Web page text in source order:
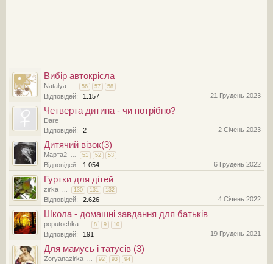
Вибір автокрісла
Natalya ... 56 57 58
Відповідей: 1.157 21 Грудень 2023
Четверта дитина - чи потрібно?
Dare
Відповідей:
2 2 Січень 2023
Дитячий візок(3)
Марта2 ... 51 52 53
Відповідей: 1.054 6 Грудень 2022
Гуртки для дітей
zirka ... 130 131 132
Відповідей: 2.626 4 Січень 2022
Школа - домашні завдання для батьків
poputochka ... 8 9 10
Відповідей: 191 19 Грудень 2021
Для мамусь і татусів (3)
Zoryanazirka ... 92 93 94